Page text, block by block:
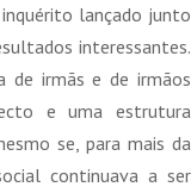
lançado junto
interessantes.
de irmãs e de irmãos
e uma estrutura
se, para mais da
continuava a ser